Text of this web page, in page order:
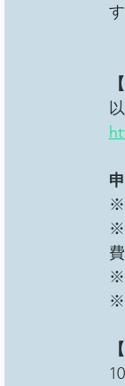
※
※
※
※